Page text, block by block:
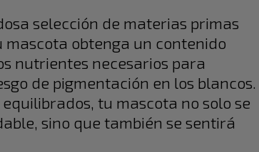
selección de materias primas
mascota obtenga un contenido
nutrientes necesarios para
de pigmentación en los blancos.
tu mascota no solo se
sino que también se sentirá